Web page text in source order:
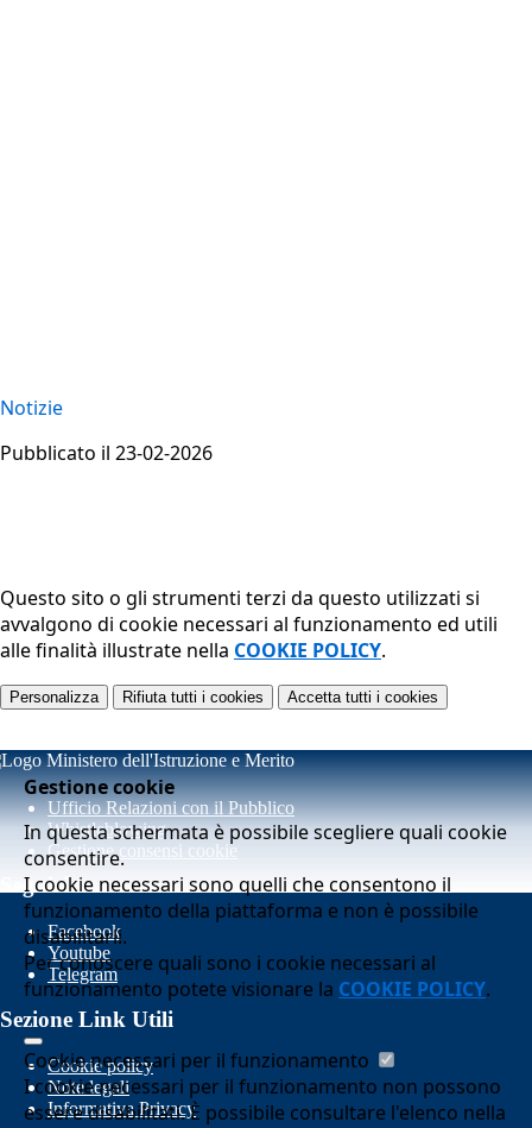
Notizie
Pubblicato il 23-02-2026
Questo sito o gli strumenti terzi da questo utilizzati si
avvalgono di cookie necessari al funzionamento ed utili
alle finalità illustrate nella COOKIE POLICY.
Personalizza Rifiuta tutti i cookies Accetta tutti i cookies
Gestione cookie
In questa schermata è possibile scegliere quali cookie
consentire.
I cookie necessari sono quelli che consentono il
funzionamento della piattaforma e non è possibile
disabilitarli.
Per conoscere quali sono i cookie necessari al
funzionamento potete visionare la COOKIE POLICY.
Cookie necessari per il funzionamento
I cookie necessari per il funzionamento non possono
essere disabilitati. È possibile consultare l'elenco nella
Ufficio Relazioni con il Pubblico
Whistleblowing
Gestione consensi cookie
Seguici su
Facebook
Youtube
Telegram
Sezione Link Utili
Cookie policy
Note legali
Informativa Privacy